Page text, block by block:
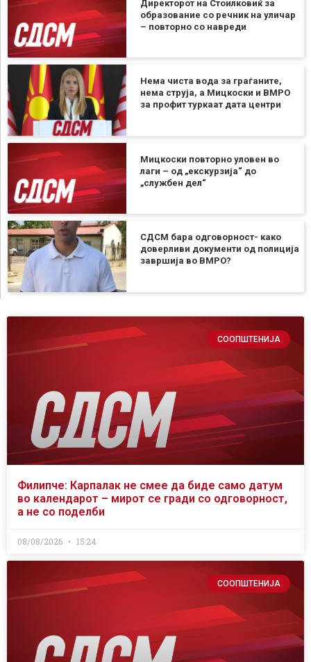
Директорот на Стоилковиќ за
образование со речник на уличар
– повторно со навреди
Нема чиста вода за граѓаните,
нема струја, а Мицкоски и ВМРО
за профит туркаат дата центри
Мицкоски повторно уловен во
лаги – од „екскурзија“ до
„службен дел“
СДСМ бара одговорност- како
доверливи документи од полиција
завршија во ВМРО?
СООПШТЕНИЈА
Филипче: Карпалак не смее да биде само датум
во календарот – мирот се гради со одговорност,
а не со поделби
08/08/2026 15:24
СООПШТЕНИЈА